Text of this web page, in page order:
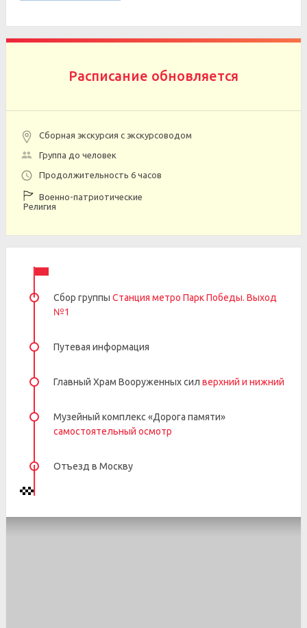
Расписание обновляется
Сборная экскурсия с экскурсоводом
Группа до человек
Продолжительность 6 часов
Военно-патриотические
Религия
Сбор группы Станция метро Парк Победы. Выход
№1
Путевая информация
Главный Храм Вооруженных сил верхний и нижний
Музейный комплекс «Дорога памяти»
самостоятельный осмотр
Отъезд в Москву